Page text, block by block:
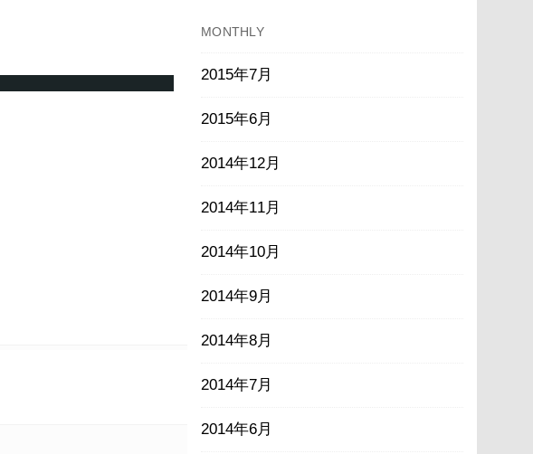
MONTHLY
2015年7月
2015年6月
2014年12月
2014年11月
2014年10月
2014年9月
2014年8月
2014年7月
2014年6月